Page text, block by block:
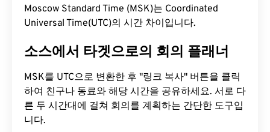
Moscow Standard Time (MSK)는 Coordinated
Universal Time(UTC)의 시간 차이입니다.
소스에서 타겟으로의 회의 플래너
MSK를 UTC으로 변환한 후 "링크 복사" 버튼을 클릭
하여 친구나 동료와 해당 시간을 공유하세요. 서로 다
른 두 시간대에 걸쳐 회의를 계획하는 간단한 도구입
니다.